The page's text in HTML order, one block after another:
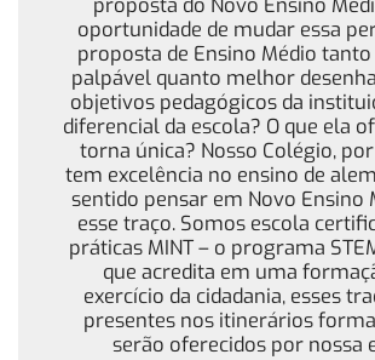
oportunidade de mudar essa
proposta de Ensino Médio
palpável quanto melhor
objetivos pedagógicos da
diferencial da escola? O que ela
torna única? Nosso Colégio,
tem excelência no ensino de
sentido pensar em Novo Ensino
esse traço. Somos escola
práticas MINT – o programa
que acredita em uma
exercício da cidadania, esses
presentes nos itinerários
serão oferecidos por nossa